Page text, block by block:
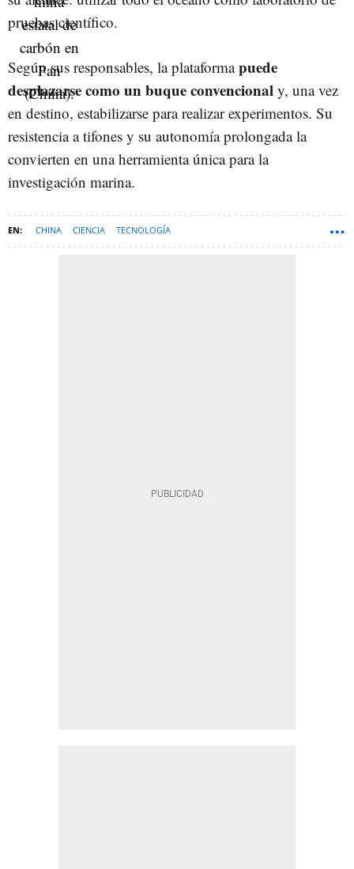
pruebas científico.
Según sus responsables, la plataformapuede
desplazarse como un buque convencional y, una vez
en destino, estabilizarse para realizar experimentos. Su
resistencia a tifones y su autonomía prolongada la
convierten en una herramienta única para la
investigación marina.
CHINA CIENCIA TECNOLOGÍA